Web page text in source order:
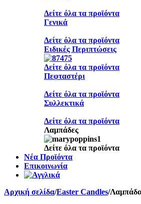
Δείτε όλα τα προϊόντα
Γενικά
Δείτε όλα τα προϊόντα
Ειδικές Περιπτώσεις
Δείτε όλα τα προϊόντα
Πεφταστέρι
Δείτε όλα τα προϊόντα
Συλλεκτικά
Δείτε όλα τα προϊόντα
Λαμπάδες
Δείτε όλα τα προϊόντα
Νέα Προϊόντα
Επικοινωνία
Αρχική σελίδα/Easter Candles/